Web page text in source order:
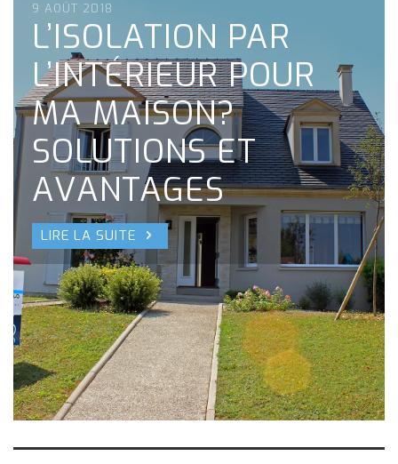
9 AOÛT 2018
L’ISOLATION PAR
L’INTÉRIEUR POUR
MA MAISON?
SOLUTIONS ET
AVANTAGES
LIRE LA SUITE